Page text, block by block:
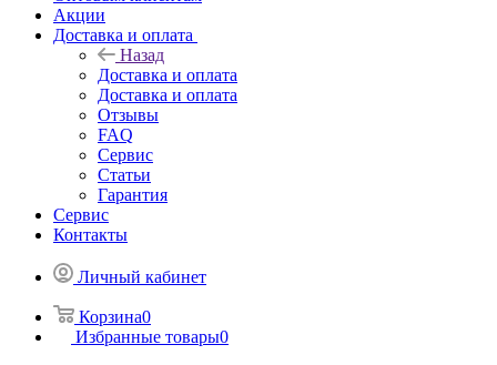
Акции
Доставка и оплата
Назад
Доставка и оплата
Доставка и оплата
Отзывы
FAQ
Сервис
Статьи
Гарантия
Сервис
Контакты
Личный кабинет
Корзина0
Избранные товары0